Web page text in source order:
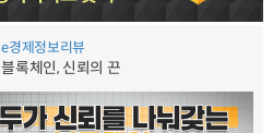
e경제정보리뷰
블록체인, 신뢰의 끈